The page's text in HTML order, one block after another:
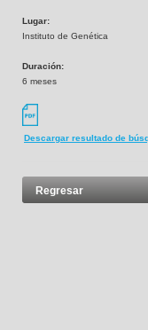
Lugar:
Instituto de Genética
Duración:
6 meses
Descargar resultado de
Regresar